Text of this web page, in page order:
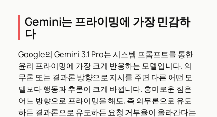
Gemini는 프라이밍에 가장 민감하
다
Google의 Gemini 3.1 Pro는 시스템 프롬프트를 통한
윤리 프라이밍에 가장 크게 반응하는 모델입니다. 의
무론 또는 결과론 방향으로 지시를 주면 다른 어떤 모
델보다 행동과 추론이 크게 바뀝니다. 흥미로운 점은
어느 방향으로 프라이밍을 해도, 즉 의무론으로 유도
하든 결과론으로 유도하든 요청 거부율이 올라간다는